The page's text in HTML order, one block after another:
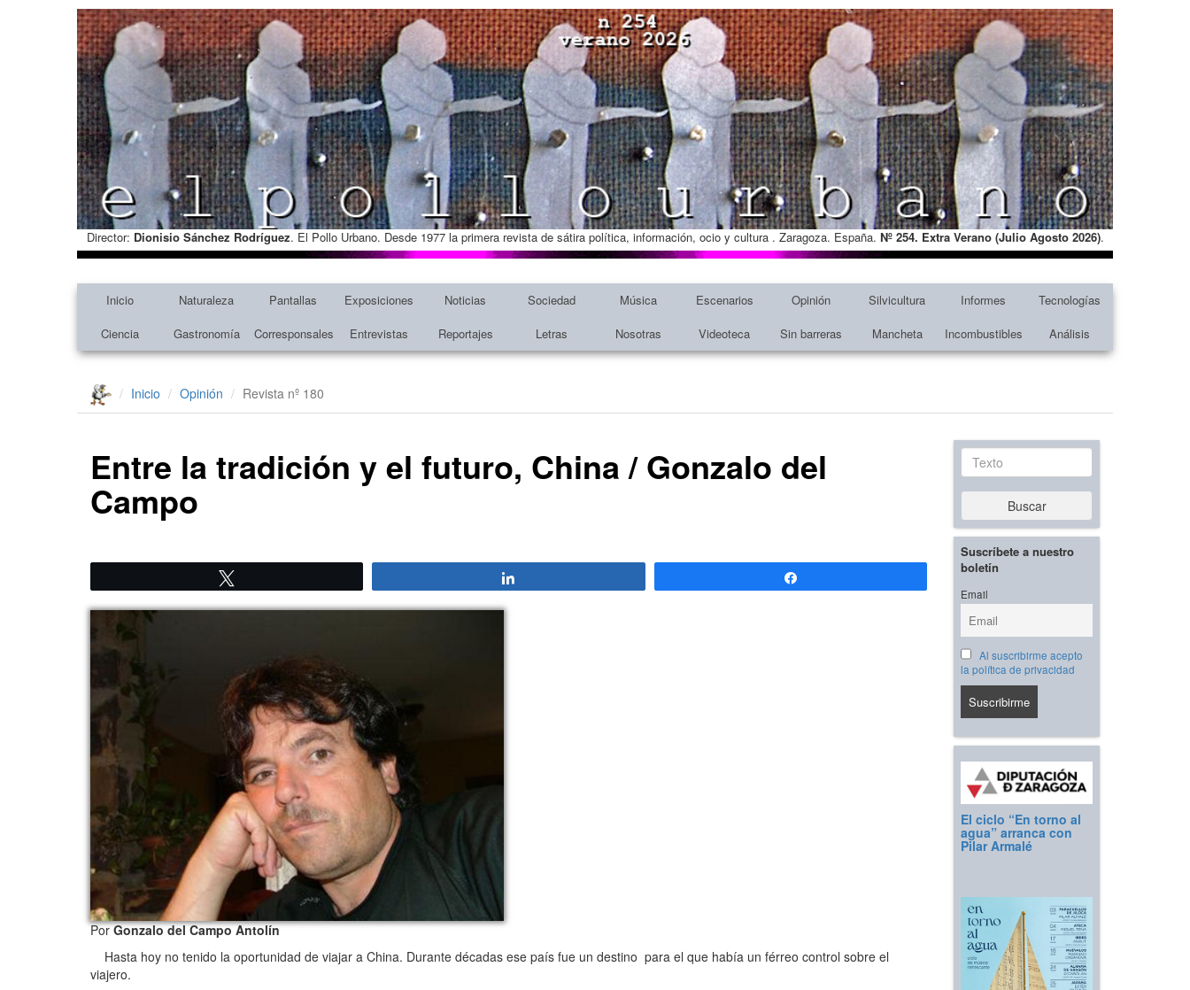
Director: Dionisio Sánchez Rodríguez. El Pollo Urbano. Desde 1977 la primera revista de sátira política, información, ocio y cultura . Zaragoza. España. Nº 254. Extra Verano (Julio Agosto 2026).
Inicio Naturaleza Pantallas Exposiciones Noticias Sociedad Música Escenarios Opinión Silvicultura Informes
Tecnologías
Ciencia
Gastronomía Corresponsales Entrevistas Reportajes Letras Nosotras Videoteca Sin barreras Mancheta Incombustibles Análisis
Inicio Opinión Revista nº 180
Entre la tradición y el futuro, China / Gonzalo del
Campo
PorGonzalo del Campo Antolín
Hasta hoy no tenido la oportunidad de viajar a China. Durante décadas ese país fue un destino para el que había un férreo control sobre el
viajero.
Texto
Buscar
Suscríbete a nuestro
boletín
Email
Al suscribirme acepto
la política de privacidad
El ciclo “En torno al
agua” arranca con
Pilar Armalé